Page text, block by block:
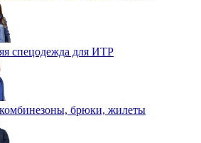
спецодежда для ИТР
брюки, жилеты